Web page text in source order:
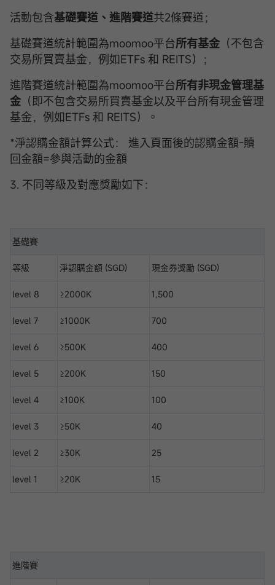
活動包含基礎賽道、進階賽道共2條賽道；
基礎賽道統計範圍為moomoo平台所有基金 （不包含
交易所買賣基金，例如ETFs 和 REITS）；
進階賽道統計範圍為moomoo平台所有非現金管理基
金 （即不包含交易所買賣基金以及平台所有現金管理
基金，例如ETFs 和 REITS）。
*淨認購金額計算公式： 進入頁面後的認購金額-贖
回金額=參與活動的金額
3. 不同等級及對應獎勵如下：
基礎賽
等級 淨認購金額 (SGD) 現金券獎勵 (SGD)
level 8 ≥2000K 1,500
level 7 ≥1000K 700
level 6 ≥500K 400
level 5 ≥200K 150
level 4 ≥100K 100
level 3 ≥50K 40
level 2 ≥30K 25
level 1 ≥20K 15
進階賽